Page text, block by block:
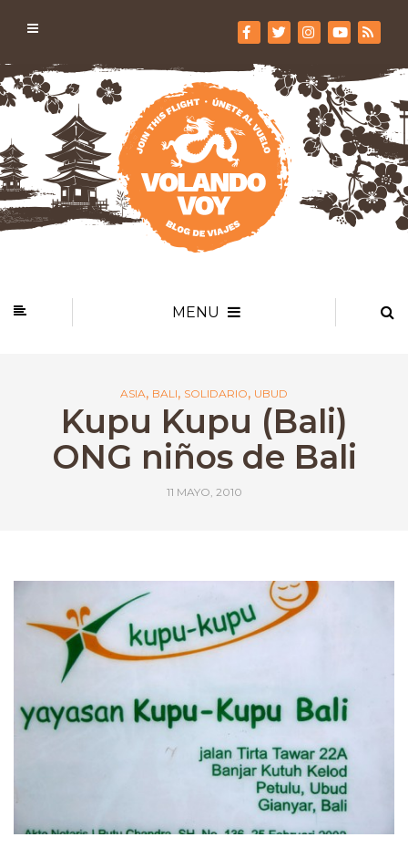
MENU
ASIA, BALI, SOLIDARIO, UBUD
Kupu Kupu (Bali)
ONG niños de Bali
11 MAYO, 2010